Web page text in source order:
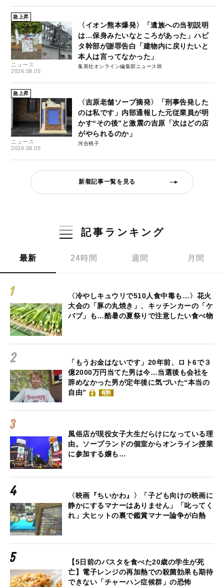
急上昇
ニュース
2026.08.05
〈イオン熊本爆発〉「遺族への当初説明
は…保身みたいなところがあった」ハビ
タ幹部が謝罪告白「建物内に戻りたいと
本人は言ってなかった」
集英社オンライン編集部ニュース班
急上昇
ニュース
2026.08.05
〈吉原老舗ソープ摘発〉「刑事告発した
のは私です」内部通報した元従業員が明
かす“その後”と激震の吉原「次はどの店
がやられるのか」
河合桃子
新着記事一覧を見る
記事ランキング
最新 24時間 週間 月間
〈冷やしキュウリで510人食中毒も…〉花火
大会の「豚の丸焼き」、キッチンカーの「ケ
バブ」も…酷暑の夏祭りで注意したい食べ物
「もうお金はないです」20年前、ロト6で３
億2000万円当てた男は今…当選後も会社を
辞めなかった男が定年後に気づいた“本当の
自由”
有料
風俗店が現役女子大生だらけになっている理
由。ソープランドの個室からオンライン授業
に参加する嬢も…
〈映画『ちいかわ』〉「子ども向けの映画に
静かにするマナーはありません」「叱ってく
れ」大ヒットの裏で鑑賞マナー論争が白熱
【5日前のパスタを食べた20歳の学生が死
亡】電子レンジの再加熱での殺菌効果も期待
できない「チャーハン症候群」の恐怖